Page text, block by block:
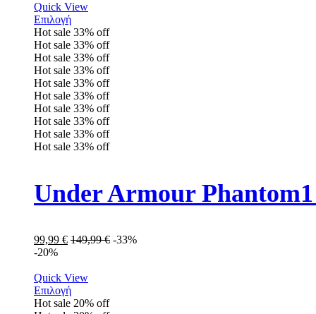
Quick View
Επιλογή
Hot sale 33% off
Hot sale 33% off
Hot sale 33% off
Hot sale 33% off
Hot sale 33% off
Hot sale 33% off
Hot sale 33% off
Hot sale 33% off
Hot sale 33% off
Hot sale 33% off
Under Armour
99,99 € 149,99€ -33%
-20%
Quick View
Επιλογή
Hot sale 20% off